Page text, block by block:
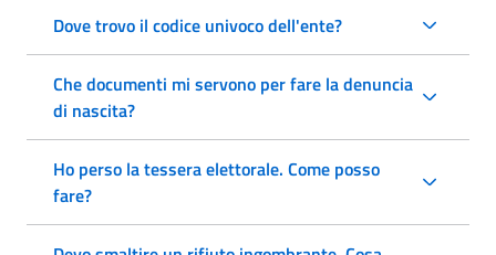
Dove trovo il codice univoco dell'ente?
Che documenti mi servono per fare la denuncia
di nascita?
Ho perso la tessera elettorale. Come posso
fare?